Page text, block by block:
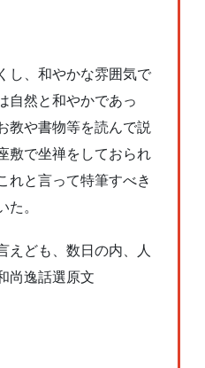
し、和やかな雰囲気で
自然と和やかであっ
教や書物等を読んで説
敷で坐禅をしておられ
れと言って特筆すべき
。
えども、数日の内、人
尚逸話選原文